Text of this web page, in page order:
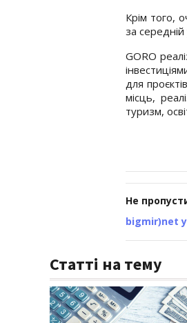
Крім того,
за середній
GORO
для
місць,
туризм,
Не
bigmir)net
Статті на тему